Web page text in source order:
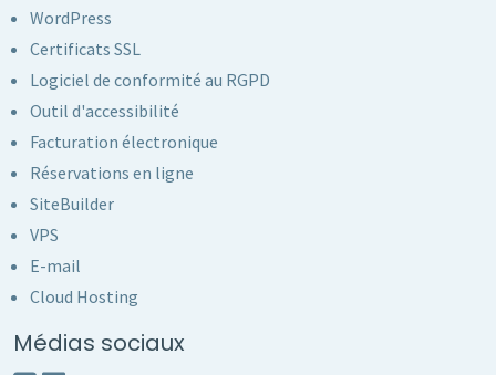
WordPress
Certificats SSL
Logiciel de conformité au RGPD
Outil d'accessibilité
Facturation électronique
Réservations en ligne
SiteBuilder
VPS
E-mail
Cloud Hosting
Médias sociaux